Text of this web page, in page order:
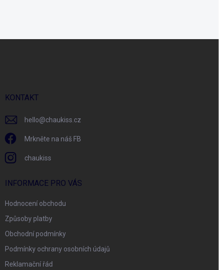
KONTAKT
hello@chaukiss.cz
Mrkněte na náš FB
chaukiss
INFORMACE PRO VÁS
Hodnocení obchodu
Způsoby platby
Obchodní podmínky
Podmínky ochrany osobních údajů
Reklamační řád